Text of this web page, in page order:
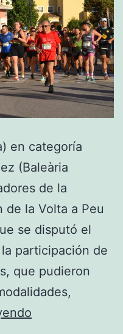
en categoría
(Baleària
de la
de la Volta a Peu
se disputó el
participación de
que pudieron